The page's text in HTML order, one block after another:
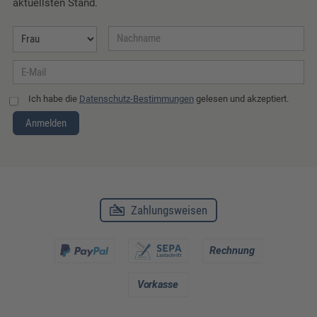
aktuellsten Stand.
Ich habe die Datenschutz-Bestimmungen gelesen und akzeptiert.
Anmelden
Zahlungsweisen